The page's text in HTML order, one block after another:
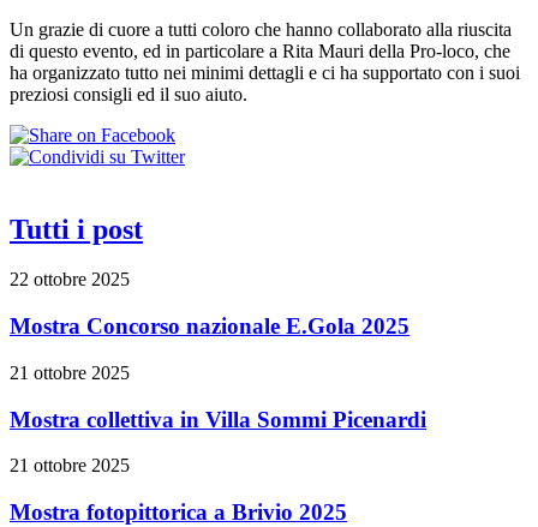
Un grazie di cuore a tutti coloro che hanno collaborato alla riuscita
di questo evento, ed in particolare a Rita Mauri della Pro-loco, che
ha organizzato tutto nei minimi dettagli e ci ha supportato con i suoi
preziosi consigli ed il suo aiuto.
Tutti i post
22 ottobre 2025
Mostra Concorso nazionale E.Gola 2025
21 ottobre 2025
Mostra collettiva in Villa Sommi Picenardi
21 ottobre 2025
Mostra fotopittorica a Brivio 2025